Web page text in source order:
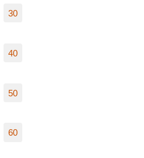
30
40
50
60